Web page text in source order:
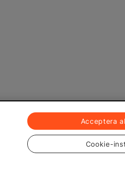
Acceptera
Cookie-